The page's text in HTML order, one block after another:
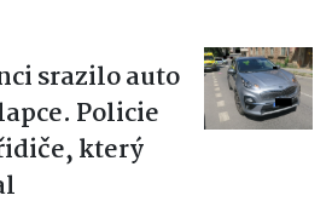
srazilo auto
Policie
který